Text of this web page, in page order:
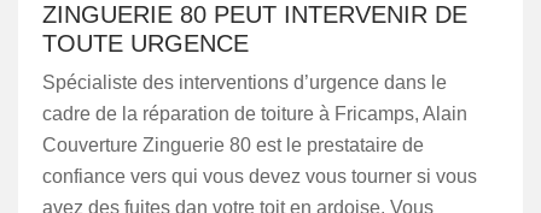
ZINGUERIE 80 PEUT INTERVENIR DE
TOUTE URGENCE
Spécialiste des interventions d’urgence dans le
cadre de la réparation de toiture à Fricamps, Alain
Couverture Zinguerie 80 est le prestataire de
confiance vers qui vous devez vous tourner si vous
avez des fuites dan votre toit en ardoise. Vous